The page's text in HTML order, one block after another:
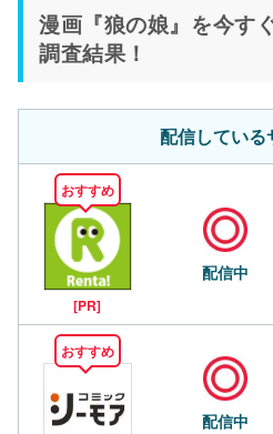
漫画『狼の娘』を今す
調査結果！
配信している
おすすめ
[PR]
配信中
おすすめ
配信中